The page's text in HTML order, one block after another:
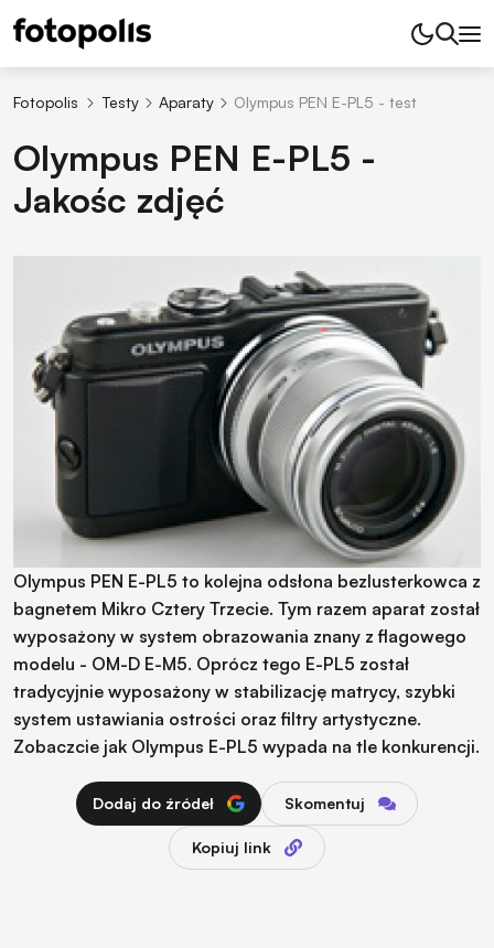
Fotopolis Testy Aparaty Olympus PEN E-PL5 - test
Olympus PEN E-PL5 -
Jakośc zdjęć
Olympus PEN E-PL5 to kolejna odsłona bezlusterkowca z
bagnetem Mikro Cztery Trzecie. Tym razem aparat został
wyposażony w system obrazowania znany z flagowego
modelu - OM-D E-M5. Oprócz tego E-PL5 został
tradycyjnie wyposażony w stabilizację matrycy, szybki
system ustawiania ostrości oraz filtry artystyczne.
Zobaczcie jak Olympus E-PL5 wypada na tle konkurencji.
Dodaj do źródeł Skomentuj
Kopiuj link